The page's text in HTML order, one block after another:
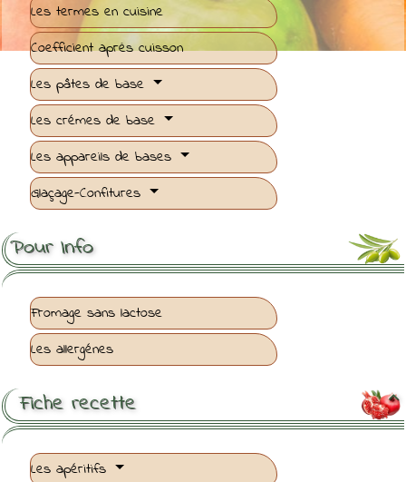
Les termes en cuisine
Coefficient après cuisson
Les pâtes de base
Les crémes de base
Les appareils de bases
Glaçage-Confitures
Pour Info
Fromage sans lactose
Les allergénes

Fiche recette
Les apéritifs